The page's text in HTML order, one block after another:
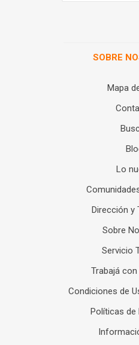
SOBRE
Mapa
Lo
Dirección y
Sobre
Servicio
Trabajá
Condiciones de
Políticas de